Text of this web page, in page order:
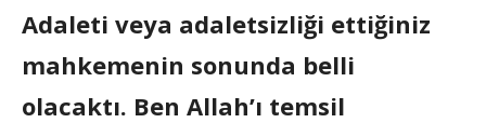
Adaleti veya adaletsizliği ettiğiniz
mahkemenin sonunda belli
olacaktı. Ben Allah’ı temsil